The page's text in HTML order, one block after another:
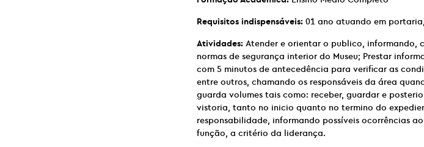
Requisitos indispensáveis: 01 ano atuando em
Atividades: Atender e orientar o publico, informando,
normas de segurança interior do Museu; Prestar
com 5 minutos de antecedência para verificar as
entre outros, chamando os responsáveis da área
guarda volumes tais como: receber, guardar e
vistoria, tanto no inicio quanto no termino do
responsabilidade, informando possíveis ocorrências
função, a critério da liderança.